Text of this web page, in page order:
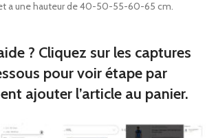
a une hauteur de 40-50-55-60-65 cm.
? Cliquez sur les captures
pour voir étape par
ajouter l’article au panier.